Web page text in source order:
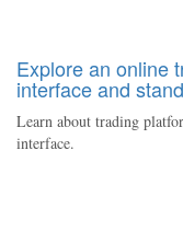
Explore an online
interface and
Learn about trading
interface.